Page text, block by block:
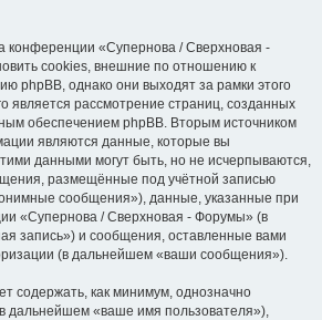
конференции «Супернова / Сверхновая -
cookies, внешние по отношению к
phpBB, однако они выходят за рамки этого
является рассмотрение страниц, созданных
обеспечением phpBB. Вторым источником
являются данные, которые вы
данными могут быть, но не исчерпываются,
размещённые под учётной записью
сообщения»), данные, указанные при
«Супернова / Сверхновая - Форумы» (в
запись») и сообщения, оставленные вами
(в дальнейшем «ваши сообщения»).
содержать, как минимум, однозначно
дальнейшем «ваше имя пользователя»),